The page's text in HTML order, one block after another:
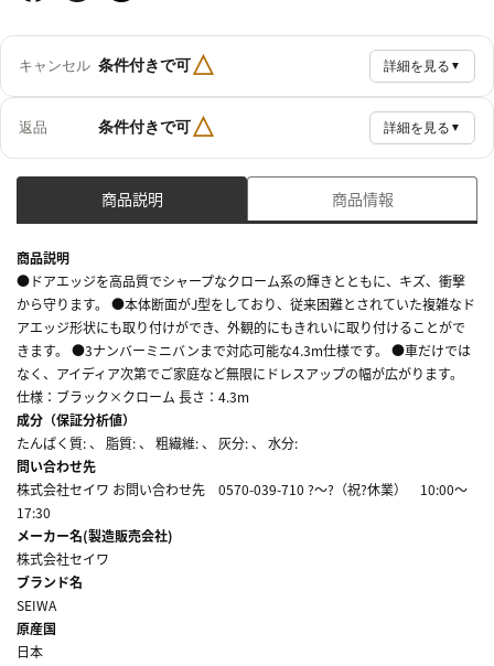
キャンセル 条件付きで可△ 詳細を見る ▼
返品 条件付きで可△ 詳細を見る ▼
商品説明 商品情報
商品説明
●ドアエッジを高品質でシャープなクローム系の輝きとともに、キズ、衝撃
から守ります。 ●本体断面がJ型をしており、従来困難とされていた複雑なド
アエッジ形状にも取り付けができ、外観的にもきれいに取り付けることがで
きます。 ●3ナンバーミニバンまで対応可能な4.3m仕様です。 ●車だけでは
なく、アイディア次第でご家庭など無限にドレスアップの幅が広がります。
仕様：ブラック×クローム 長さ：4.3m
成分（保証分析値）
たんぱく質: 、 脂質: 、 粗繊維: 、 灰分: 、 水分:
問い合わせ先
株式会社セイワ お問い合わせ先 0570-039-710 ?～?（祝?休業） 10:00～
17:30
メーカー名(製造販売会社)
株式会社セイワ
ブランド名
SEIWA
原産国
日本